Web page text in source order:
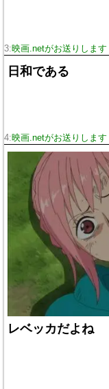
3:映画.netがお送りします
日和である
4:映画.netがお送りします
レベッカだよね